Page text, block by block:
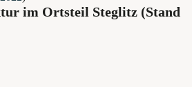
im Ortsteil Steglitz (Stand